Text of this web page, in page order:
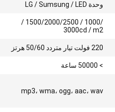
وحدة LG / Sumsung / LED
/1000 / 1500/2000/2500 /
3000cd / m2
220 فولت تيار متردد 50/60 هرتز
> 50000 ساعة
mp3، wma، ogg، aac، wav